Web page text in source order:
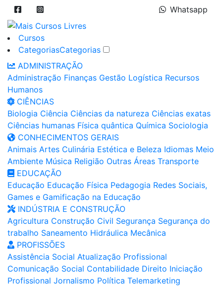
Whatsapp
Cursos
CategoriasCategorias
ADMINISTRAÇÃO
Administração Finanças Gestão Logística Recursos
Humanos
CIÊNCIAS
Biologia Ciência Ciências da natureza Ciências exatas
Ciências humanas Física quântica Química Sociologia
CONHECIMENTOS GERAIS
Animais Artes Culinária Estética e Beleza Idiomas Meio
Ambiente Música Religião Outras Áreas Transporte
EDUCAÇÃO
Educação Educação Física Pedagogia Redes Sociais,
Games e Gamificação na Educação
INDÚSTRIA E CONSTRUÇÃO
Agricultura Construção Civil Segurança Segurança do
trabalho Saneamento Hidráulica Mecânica
PROFISSÕES
Assistência Social Atualização Profissional
Comunicação Social Contabilidade Direito Iniciação
Profissional Jornalismo Política Telemarketing